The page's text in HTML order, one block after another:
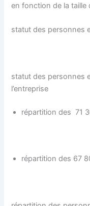
en fonction de la taille
statut des personnes
statut des personnes
l’entreprise
répartition des 71
répartition des 67